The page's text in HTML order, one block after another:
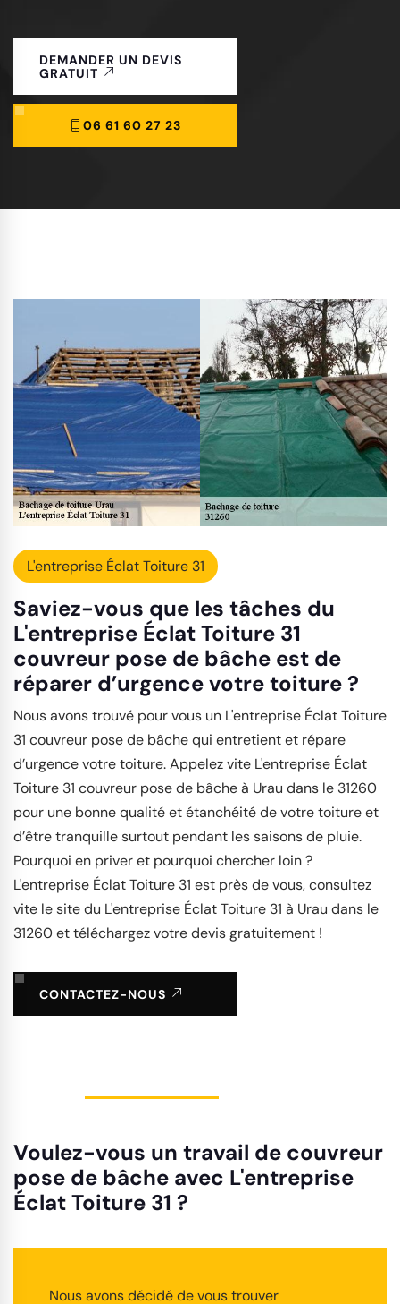
DEMANDER UN DEVIS
GRATUIT
06 61 60 27 23
L'entreprise Éclat Toiture 31
Saviez-vous que les tâches du
L'entreprise Éclat Toiture 31
couvreur pose de bâche est de
réparer d’urgence votre toiture ?
Nous avons trouvé pour vous un L'entreprise Éclat Toiture
31 couvreur pose de bâche qui entretient et répare
d’urgence votre toiture. Appelez vite L'entreprise Éclat
Toiture 31 couvreur pose de bâche à Urau dans le 31260
pour une bonne qualité et étanchéité de votre toiture et
d’être tranquille surtout pendant les saisons de pluie.
Pourquoi en priver et pourquoi chercher loin ?
L'entreprise Éclat Toiture 31 est près de vous, consultez
vite le site du L'entreprise Éclat Toiture 31 à Urau dans le
31260 et téléchargez votre devis gratuitement !
CONTACTEZ-NOUS
Voulez-vous un travail de couvreur
pose de bâche avec L'entreprise
Éclat Toiture 31 ?
Nous avons décidé de vous trouver